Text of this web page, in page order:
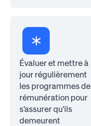
Évaluer et mettre à
jour régulièrement
les programmes de
rémunération pour
s'assurer qu'ils
demeurent